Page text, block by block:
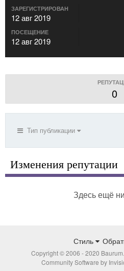
ЗАРЕГИСТРИРОВАН
12 авг 2019
ПОСЕЩЕНИЕ
12 авг 2019
0
Тип публикации
Изменения репутации
Здесь ещё
Стиль
Copyright © 2006 - 2020
Community Software by